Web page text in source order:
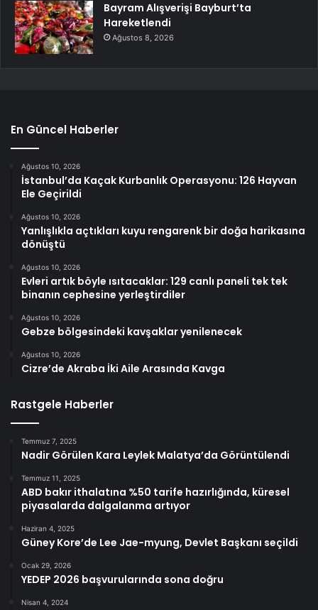
Bayram Alışverişi Bayburt’ta
Hareketlendi
Ağustos 8, 2026
En Güncel Haberler
Ağustos 10, 2026
İstanbul’da Kaçak Kurbanlık Operasyonu: 126 Hayvan
Ele Geçirildi
Ağustos 10, 2026
Yanlışlıkla açtıkları kuyu rengarenk bir doğa harikasına
dönüştü
Ağustos 10, 2026
Evleri artık böyle ısıtacaklar: 129 canlı paneli tek tek
binanın cephesine yerleştirdiler
Ağustos 10, 2026
Gebze bölgesindeki kavşaklar yenilenecek
Ağustos 10, 2026
Cizre’de Akraba İki Aile Arasında Kavga
Rastgele Haberler
Temmuz 7, 2025
Nadir Görülen Kara Leylek Malatya’da Görüntülendi
Temmuz 11, 2025
ABD bakır ithalatına %50 tarife hazırlığında, küresel
piyasalarda dalgalanma artıyor
Haziran 4, 2025
Güney Kore’de Lee Jae-myung, Devlet Başkanı seçildi
Ocak 29, 2026
YEDEP 2026 başvurularında sona doğru
Nisan 4, 2024